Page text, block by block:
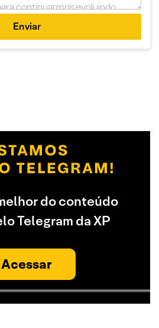
Enviar
do conteúdo
Telegram da XP
Acessar